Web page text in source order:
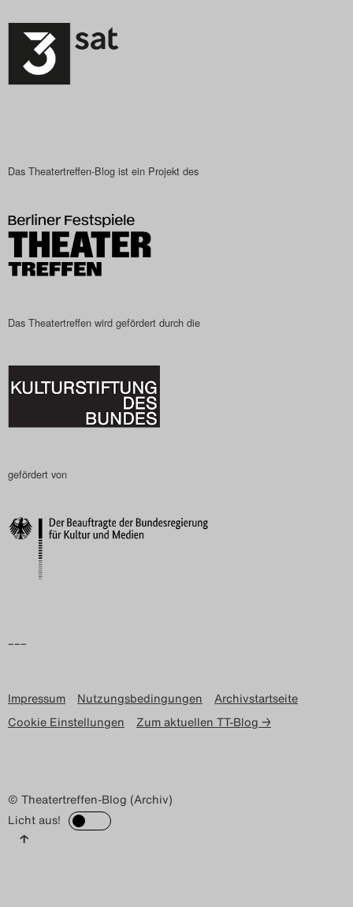
Das Theatertreffen-Blog ist ein Projekt des
Das Theatertreffen wird gefördert durch die
gefördert von
–––
Impressum Nutzungsbedingungen
Archivstartseite
Cookie Einstellungen
Zum aktuellen TT-Blog →
© Theatertreffen-Blog (Archiv)
Licht aus!
↑